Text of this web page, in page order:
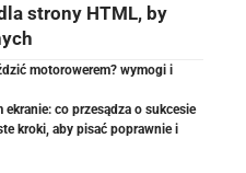
strony HTML, by
motorowerem? wymogi i
co przesądza o sukcesie
kroki, aby pisać poprawnie i